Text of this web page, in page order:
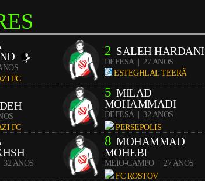
FC
2 SALEH HARDANI
DEFESA
| 27 ANOS
ESTEGHLAL TEERÃ
FC
5 MILAD
MOHAMMADI
DEFESA
| 32 ANOS
PERSEPOLIS
| 32 ANOS
8 MOHAMMAD
MOHEBI
MEIO-CAMPO
| 27 ANOS
FC ROSTOV